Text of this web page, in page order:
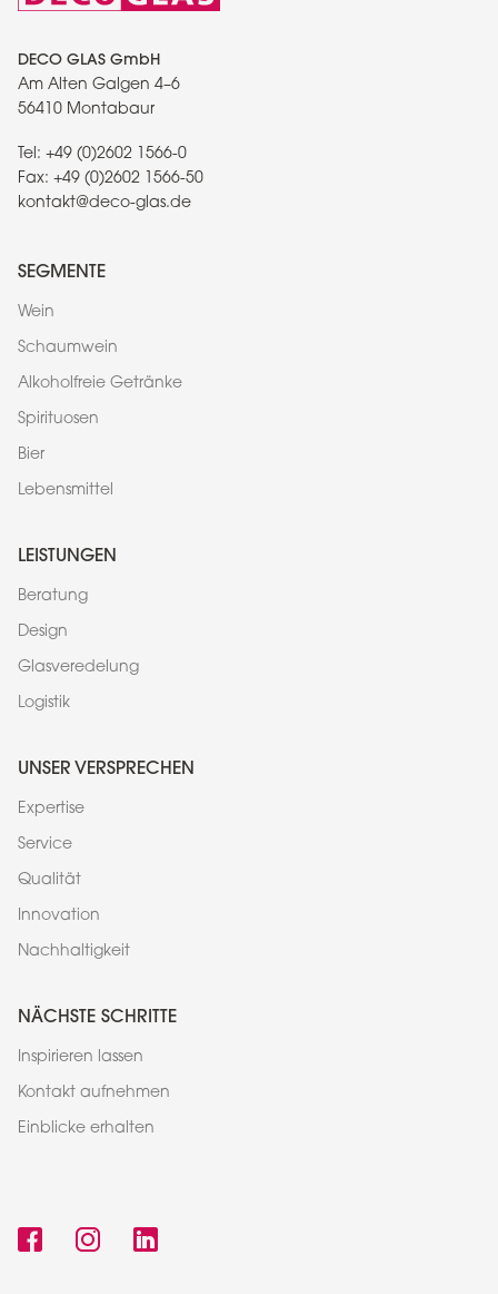
DECO GLAS GmbH
Am Alten Galgen 4–6
56410 Montabaur
Tel: +49 (0)2602 1566-0
Fax: +49 (0)2602 1566-50
kontakt@deco-glas.de
SEGMENTE
Wein
Schaumwein
Alkoholfreie Getränke
Spirituosen
Bier
Lebensmittel
LEISTUNGEN
Beratung
Design
Glasveredelung
Logistik
UNSER VERSPRECHEN
Expertise
Service
Qualität
Innovation
Nachhaltigkeit
NÄCHSTE SCHRITTE
Inspirieren lassen
Kontakt aufnehmen
Einblicke erhalten